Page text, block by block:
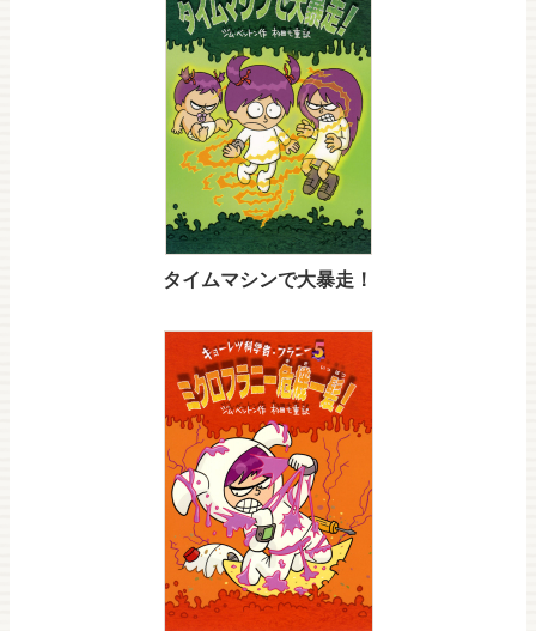
タイムマシンで大暴走！